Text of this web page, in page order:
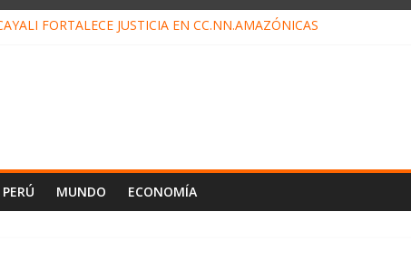
FORTALECE JUSTICIA EN CC.NN.AMAZÓNICAS
PERÚ MUNDO ECONOMÍA